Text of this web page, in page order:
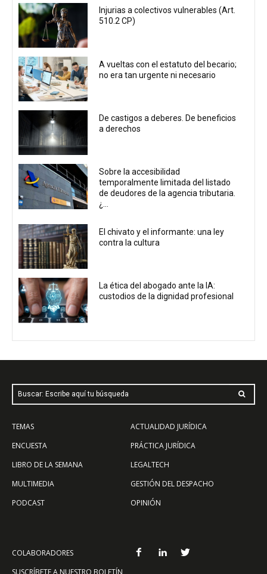
Injurias a colectivos vulnerables (Art.
510.2 CP)
A vueltas con el estatuto del becario;
no era tan urgente ni necesario
De castigos a deberes. De beneficios
a derechos
Sobre la accesibilidad
temporalmente limitada del listado
de deudores de la agencia tributaria.
¿...
El chivato y el informante: una ley
contra la cultura
La ética del abogado ante la IA:
custodios de la dignidad profesional
Buscar: Escribe aquí tu búsqueda
TEMAS
ENCUESTA
LIBRO DE LA SEMANA
MULTIMEDIA
PODCAST
ACTUALIDAD JURÍDICA
PRÁCTICA JURÍDICA
LEGALTECH
GESTIÓN DEL DESPACHO
OPINIÓN
COLABORADORES
SUSCRÍBETE A NUESTRO BOLETÍN